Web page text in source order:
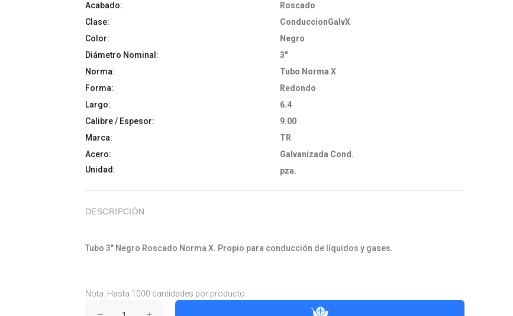
Acabado:
Roscado
Clase:
ConduccionGalvX
Color:
Negro
Diámetro Nominal:
3"
Norma:
Tubo Norma X
Forma:
Redondo
Largo:
6.4
Calibre / Espesor:
9.00
Marca:
TR
Acero:
Galvanizada Cond.
Unidad:
pza.
DESCRIPCIÓN
Tubo 3" Negro Roscado Norma X. Propio para conducción de líquidos y gases.
Nota: Hasta 1000 cantidades por producto.